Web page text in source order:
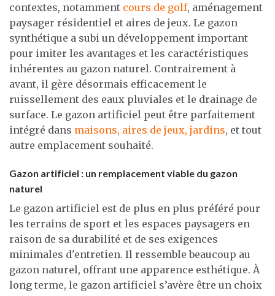
contextes, notamment cours de golf, aménagement
paysager résidentiel et aires de jeux. Le gazon
synthétique a subi un développement important
pour imiter les avantages et les caractéristiques
inhérentes au gazon naturel. Contrairement à
avant, il gère désormais efficacement le
ruissellement des eaux pluviales et le drainage de
surface. Le gazon artificiel peut être parfaitement
intégré dans maisons, aires de jeux, jardins, et tout
autre emplacement souhaité.
Gazon artificiel : un remplacement viable du gazon
naturel
Le gazon artificiel est de plus en plus préféré pour
les terrains de sport et les espaces paysagers en
raison de sa durabilité et de ses exigences
minimales d'entretien. Il ressemble beaucoup au
gazon naturel, offrant une apparence esthétique. À
long terme, le gazon artificiel s’avère être un choix